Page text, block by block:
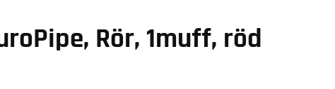
Rör, 1muff, röd